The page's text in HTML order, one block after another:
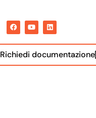
Richiedi documentazione